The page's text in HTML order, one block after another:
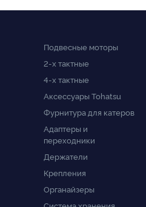
Подвесные моторы
2-x тактные
4-x тактные
Аксессуары Tohatsu
Фурнитура для катеров
Адаптеры и
переходники
Держатели
Крепления
Органайзеры